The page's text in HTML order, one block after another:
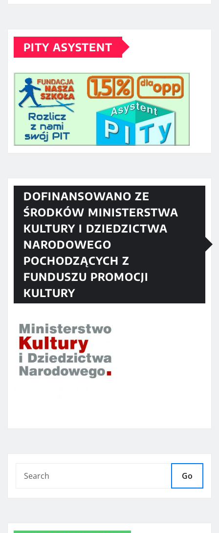
PITY ASYSTENT
DOFINANSOWANO ZE
ŚRODKÓW MINISTERSTWA
KULTURY I DZIEDZICTWA
NARODOWEGO
POCHODZĄCYCH Z
FUNDUSZU PROMOCJI
KULTURY
Go